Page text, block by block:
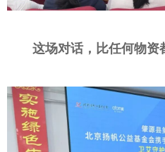
这场对话，比任何物资